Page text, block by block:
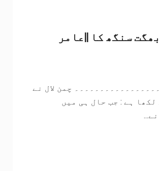
سنگھ کا ||عامر
چمن لال نے
ہے : جب حال ہی میں